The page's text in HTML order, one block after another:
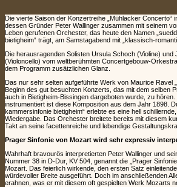
Die vierte Saison der Konzertreihe „Mühlacker Concerto“
dessen Gründer Peter Wallinger zusammen mit seinem
Leben gerufenen Orchester, das heute den Namen
bietigheim“ trägt, am Samstagabend mit „klassisch-
Die herausragenden Solisten Ursula Schoch (Violine) und
(Violoncello) vom weltberühmten Concertgebouw-
dem Programm zusätzlichen Glanz.
Das nur sehr selten aufgeführte Werk von Maurice Ravel
Beginn des gut besuchten Konzerts, das mit dem selben
auch in Bietigheim-Bissingen dargeboten wurde, zu
instrumentiert ist diese Komposition aus dem Jahr 1898.
kammersinfonie bietigheim“ erlebte es eine hell
Wiedergabe. Das Orchester breitete bereits mit diesem
Takt an seine facettenreiche und lebendige
Prager Sinfonie von Mozart wird sehr expressiv
Wahrhaft bravourös interpretierten Peter Wallinger und
Nummer 38 in D-Dur, KV 504, genannt die „Prager
Mozart. Das feierlich wirkende, den ersten Satz
würdevoller Breite ausgeführt. Doch im anschließenden
erahnen, was er mit diesem oft gespielten Werk Mozarts